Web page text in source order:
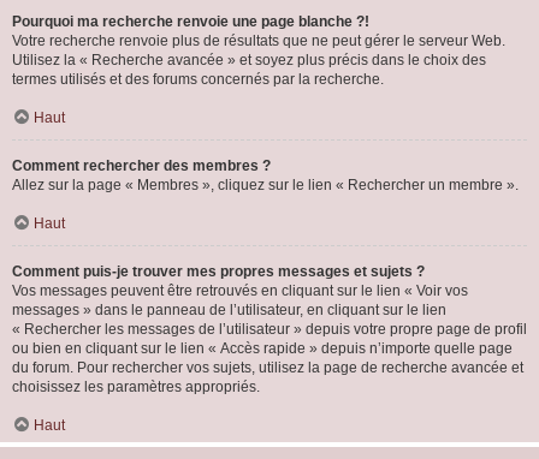
Pourquoi ma recherche renvoie une page blanche ?!
Votre recherche renvoie plus de résultats que ne peut gérer le serveur Web.
Utilisez la « Recherche avancée » et soyez plus précis dans le choix des
termes utilisés et des forums concernés par la recherche.
Haut
Comment rechercher des membres ?
Allez sur la page « Membres », cliquez sur le lien « Rechercher un membre ».
Haut
Comment puis-je trouver mes propres messages et sujets ?
Vos messages peuvent être retrouvés en cliquant sur le lien « Voir vos
messages » dans le panneau de l’utilisateur, en cliquant sur le lien
« Rechercher les messages de l’utilisateur » depuis votre propre page de profil
ou bien en cliquant sur le lien « Accès rapide » depuis n’importe quelle page
du forum. Pour rechercher vos sujets, utilisez la page de recherche avancée et
choisissez les paramètres appropriés.
Haut